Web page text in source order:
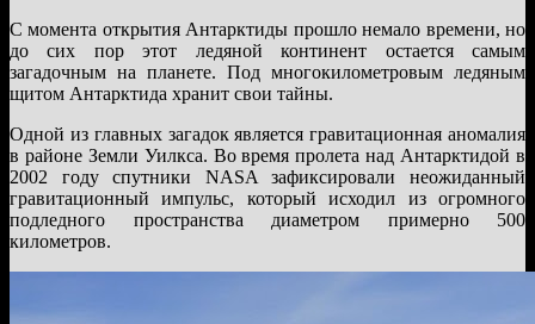
С момента открытия Антарктиды прошло немало времени, но
до сих пор этот ледяной континент остается самым
загадочным на планете. Под многокилометровым ледяным
щитом Антарктида хранит свои тайны.
Одной из главных загадок является гравитационная аномалия
в районе Земли Уилкса. Во время пролета над Антарктидой в
2002 году спутники NASA зафиксировали неожиданный
гравитационный импульс, который исходил из огромного
подледного пространства диаметром примерно 500
километров.